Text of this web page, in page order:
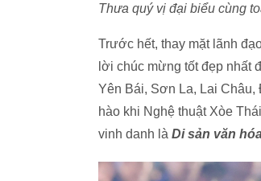
Thưa quý vị đại biểu cùng
Trước hết, thay mặt lãnh
lời chúc mừng tốt đẹp nhất
Yên Bái, Sơn La, Lai Châu,
hào khi Nghệ thuật Xòe
vinh danh là Di sản văn